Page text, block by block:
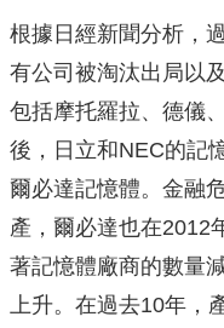
根據日經新聞分析，
有公司被淘汰出局以
包括摩托羅拉、德儀
後，日立和NEC的記
爾必達記憶體。金融
產，爾必達也在2012
著記憶體廠商的數量
上升。在過去10年，